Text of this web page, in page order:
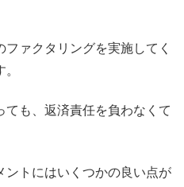
ァクタリングを実施してく
も、返済責任を負わなくて
ントにはいくつかの良い点が